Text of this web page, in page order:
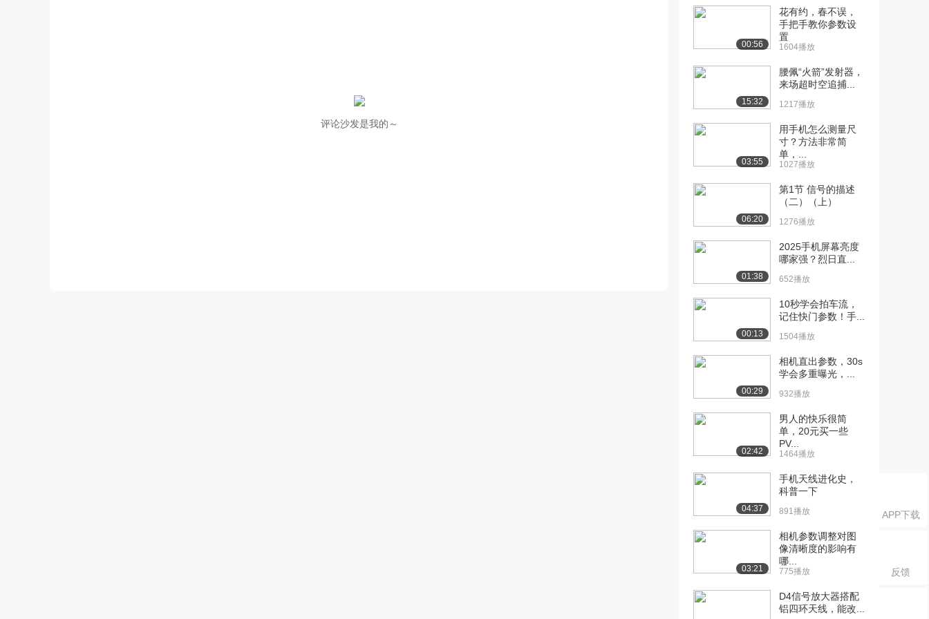
APP下载
反馈
评论沙发是我的～
[10] 第五节 粒子物理系统
讲解-1（下）
786播放
12:56
[11] 第六节 物理系统讲
08:16
[12] 第六节 物理系统讲
08:19
[13] 第七节 粒子辅助系统
13:18
[14] 第七节 粒子辅助系统
13:24
[15] 第七节 粒子辅助系统
13:11
[16] 第八节 Motion
Path（上...
Path（下...
关（上）
关（下）
[20] 第十节 灯光发射器技
巧相关（上）
662播放
00:56
花有约，春不误，
手把手教你参数设
置
1604播放
15:32
腰佩“火箭”发射器，
来场超时空追捕...
1217播放
03:55
用手机怎么测量尺
寸？方法非常简
单，...
1027播放
06:20
第1节 信号的描述
（二）（上）
1276播放
01:38
2025手机屏幕亮度
哪家强？烈日直...
652播放
00:13
10秒学会拍车流，
记住快门参数！手...
1504播放
00:29
相机直出参数，30s
学会多重曝光，...
932播放
02:42
男人的快乐很简
单，20元买一些
PV...
1464播放
04:37
手机天线进化史，
科普一下
891播放
03:21
相机参数调整对图
像清晰度的影响有
哪...
775播放
D4信号放大器搭配
铝四环天线，能改...